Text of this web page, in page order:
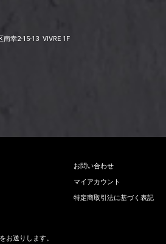
幸2-15-13 VIVRE 1F
お問い合わせ
マイアカウント
特定商取引法に基づく表記
お送りします。